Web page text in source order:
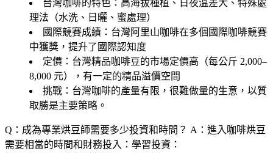
台灣咖啡的特色：高海拔種植、日夜溫差大、特殊處
理法（水洗、日曬、蜜處理）
國際競賽成績：台灣阿里山咖啡在多個國際咖啡競賽
中獲獎，提升了國際認知度
定價：台灣精品咖啡豆的市場定價高（每公斤 2,000–
8,000 元），有一定的精品溢價空間
挑戰：台灣咖啡的產量有限，很難做量的生意，以質
取勝是主要策略。
Q：成為專業烘豆師需要多少投資和時間？ A：進入咖啡烘豆
需要相當的時間和財務投入：學習投資：